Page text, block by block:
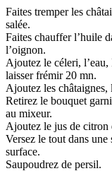
Faites tremper les
salée.
Faites chauffer l’huile
l’oignon.
Ajoutez le céleri,
laisser frémir 20 mn.
Ajoutez les
Retirez le bouquet
au mixeur.
Ajoutez le jus de citron
Versez le tout dans
surface.
Saupoudrez de persil.